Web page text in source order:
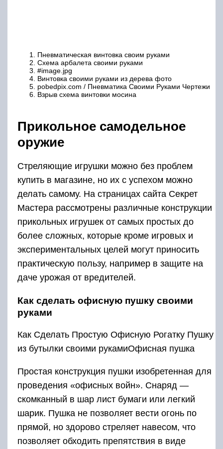
Пневматическая винтовка своим руками
Схема арбалета своими руками
#image.jpg
Винтовка своими руками из дерева фото
pobedpix.com / Пневматика Своими Руками Чертежи
Взрыв схема винтовки мосина
Прикольное самодельное
оружие
Стреляющие игрушки можно без проблем
купить в магазине, но их с успехом можно
делать самому. На страницах сайта Секрет
Мастера рассмотрены различные конструкции
прикольных игрушек от самых простых до
более сложных, которые кроме игровых и
экспериментальных целей могут приносить
практическую пользу, например в защите на
даче урожая от вредителей.
Как сделать офисную пушку своими
руками
Как Сделать Простую Офисную Рогатку Пушку
из бутылки своими рукамиОфисная пушка
Простая конструкция пушки изобретенная для
проведения «офисных войн». Снаряд —
скомканный в шар лист бумаги или легкий
шарик. Пушка не позволяет вести огонь по
прямой, но здорово стреляет навесом, что
позволяет обходить препятствия в виде